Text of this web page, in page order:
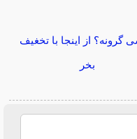
گرونه؟ از اینجا با تخغیف
بخر